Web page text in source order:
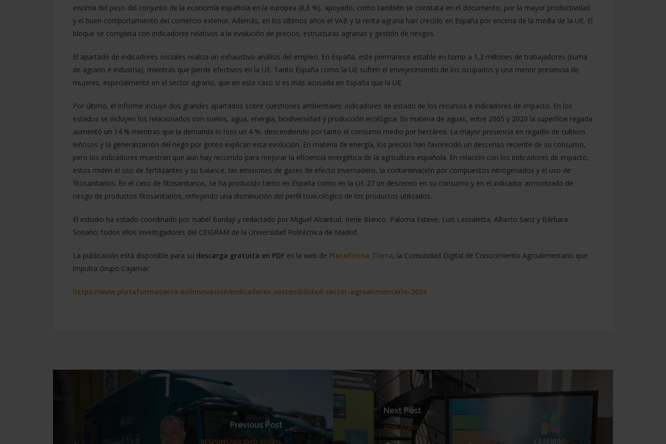
encima del peso del conjunto de la economía española en la europea (8,6 %), apoyado, como también se constata en el documento, por la mayor productividad
y el buen comportamiento del comercio exterior. Además, en los últimos años el VAB y la renta agraria han crecido en España por encima de la media de la UE. El
bloque se completa con indicadores relativos a la evolución de precios, estructuras agrarias y gestión de riesgos.
El apartado de indicadores sociales realiza un exhaustivo análisis del empleo. En España, este permanece estable en torno a 1,3 millones de trabajadores (suma
de agrario e industria), mientras que pierde efectivos en la UE. Tanto España como la UE sufren el envejecimiento de los ocupados y una menor presencia de
mujeres, especialmente en el sector agrario, que en este caso sí es más acusada en España que la UE.
Por último, el informe incluye dos grandes apartados sobre cuestiones ambientales: indicadores de estado de los recursos e indicadores de impacto. En los
estados se incluyen los relacionados con suelos, agua, energía, biodiversidad y producción ecológica. En materia de aguas, entre 2005 y 2020 la superficie regada
aumentó un 14 % mientras que la demanda lo hizo un 4 %, descendiendo por tanto el consumo medio por hectárea. La mayor presencia en regadío de cultivos
leñosos y la generalización del riego por goteo explican esta evolución. En materia de energía, los precios han favorecido un descenso reciente de su consumo,
pero los indicadores muestran que aún hay recorrido para mejorar la eficiencia energética de la agricultura española. En relación con los indicadores de impacto,
estos miden el uso de fertilizantes y su balance, las emisiones de gases de efecto invernadero, la contaminación por compuestos nitrogenados y el uso de
fitosanitarios. En el caso de fitosanitarios, se ha producido tanto en España como en la UE-27 un descenso en su consumo y en el indicador armonizado de
riesgo de productos fitosanitarios, reflejando una disminución del perfil toxicológico de los productos utilizados.
El estudio ha estado coordinado por Isabel Bardají y redactado por Miguel Alcantud, Irene Blanco, Paloma Esteve, Luis Lassaletta, Alberto Sanz y Bárbara
Soriano; todos ellos investigadores del CEIGRAM de la Universidad Politécnica de Madrid.
La publicación está disponible para su descarga gratuita en PDFen la web de Plataforma Tierra, la Comunidad Digital de Conocimiento Agroalimentario que
impulsa Grupo Cajamar:
https://www.plataformatierra.es/innovacion/indicadores-sostenibilidad-sector-agroalimentario-2024
Previous Post
RESPONSABILIDAD SOCIAL
Next Post
ADN-AGRO